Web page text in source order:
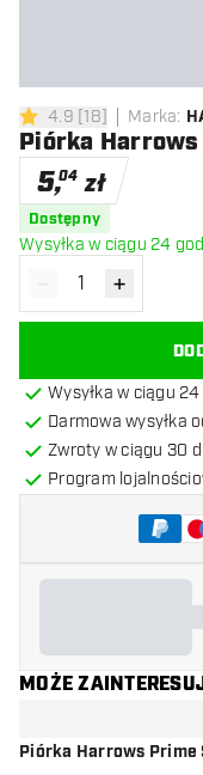
4.9 gwiazdki oceny
4.9 [18] Marka:
Piórka
5,04 zł
Dostępny
Wysyłka w ciągu 24
Zmniejsz ilość
- Zwiększ
+
Wysyłka w ciągu
Darmowa wysyłka
Zwroty w ciągu 30
Program
MOŻE
Piórka Harrows Prime